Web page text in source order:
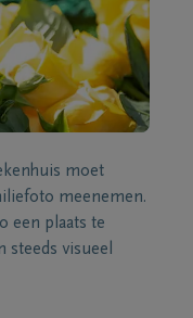
moet
meenemen.
een plaats te
steeds visueel